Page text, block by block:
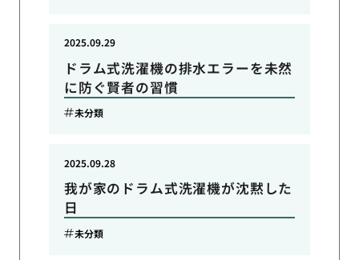
ドラム式洗濯機の排水エラーを未然
に防ぐ賢者の習慣
2025.09.29
未分類
我が家のドラム式洗濯機が沈黙した
日
2025.09.28
未分類